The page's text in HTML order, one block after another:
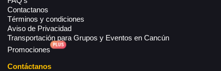
Contactanos
Términos y condiciones
Aviso de Privacidad
Transportación para Grupos y Eventos en Cancún
Promociones
Contáctanos